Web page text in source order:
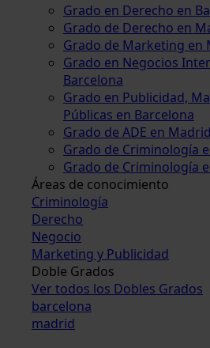
Grado en Derecho en
Grado de Derecho en
Grado de Marketing en
Grado en Negocios
Barcelona
Grado en Publicidad,
Públicas en Barcelona
Grado de ADE en Madrid
Grado de Criminología
Grado de Criminología
Áreas de conocimiento
Criminología
Derecho
Negocio
Marketing y Publicidad
Doble Grados
Ver todos los Dobles Grados
barcelona
madrid